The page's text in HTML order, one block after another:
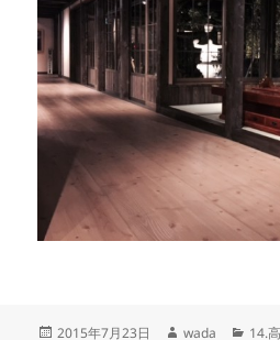
投
2015年7月23日 作
wada カ
14.